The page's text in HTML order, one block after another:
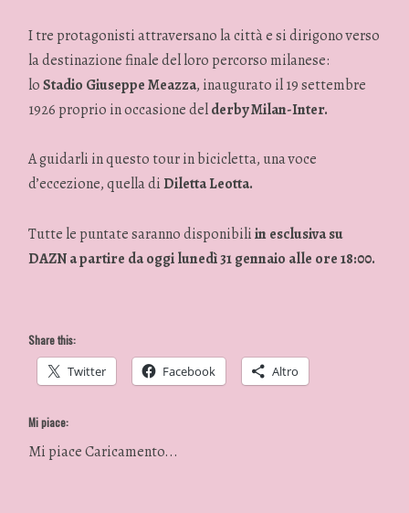
I tre protagonisti attraversano la città e si dirigono verso
la destinazione finale del loro percorso milanese:
loStadio Giuseppe Meazza, inaugurato il 19 settembre
1926 proprio in occasione delderby Milan-Inter.
A guidarli in questo tour in bicicletta, una voce
d’eccezione, quella diDiletta Leotta.
Tutte le puntate saranno disponibiliin esclusiva su
DAZNa partire da oggi lunedì 31 gennaio alle ore 18:00.
Share this:
Twitter Facebook Altro
Mi piace:
Mi piaceCaricamento...